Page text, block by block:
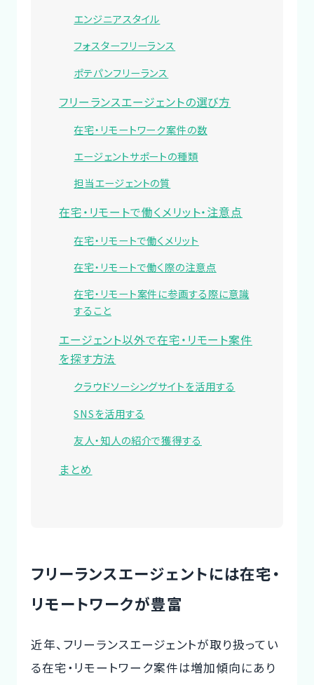
エンジニアスタイル
フォスターフリーランス
ポテパンフリーランス
フリーランスエージェントの選び方
在宅・リモートワーク案件の数
エージェントサポートの種類
担当エージェントの質
在宅・リモートで働くメリット・注意点
在宅・リモートで働くメリット
在宅・リモートで働く際の注意点
在宅・リモート案件に参画する際に意識
すること
エージェント以外で在宅・リモート案件
を探す方法
クラウドソーシングサイトを活用する
SNSを活用する
友人・知人の紹介で獲得する
まとめ
フリーランスエージェントには在宅・
リモートワークが豊富
近年、フリーランスエージェントが取り扱ってい
る在宅・リモートワーク案件は増加傾向にあり